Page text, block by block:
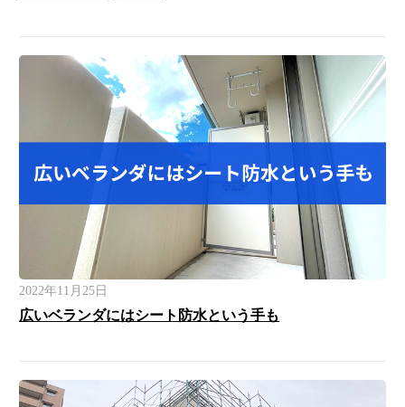
2022年11月25日
広いベランダにはシート防水という手も